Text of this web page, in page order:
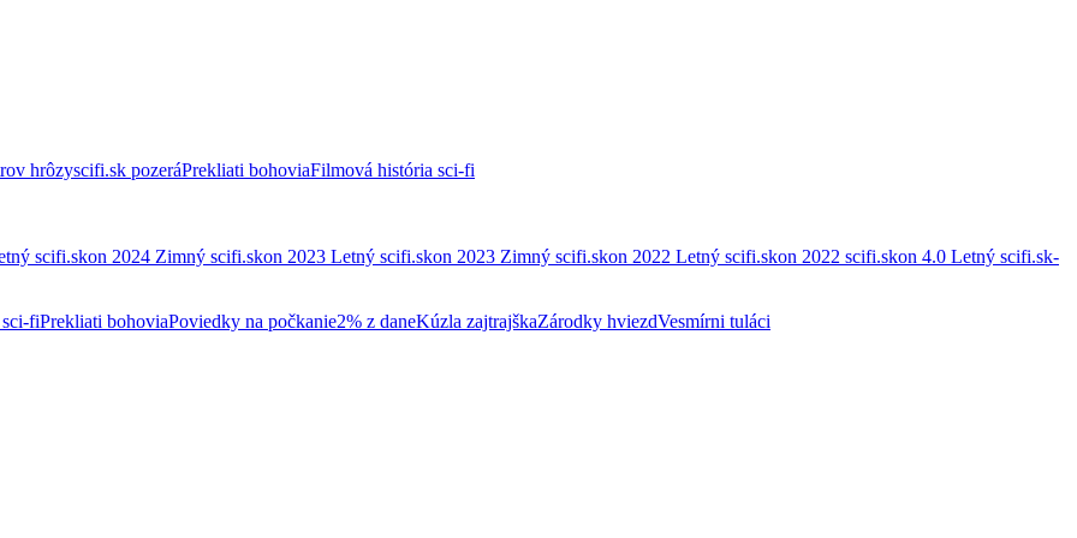
hrôzyscifi.sk pozeráPrekliati bohoviaFilmová história sci-fi
scifi.skon 2024 Zimný scifi.skon 2023 Letný scifi.skon 2023 Zimný scifi.skon 2022 Letný scifi.skon 2022 scifi.skon 4.0 Letný scifi.sk-
fiPrekliati bohoviaPoviedky na počkanie2% z daneKúzla zajtrajškaZárodky hviezdVesmírni tuláci